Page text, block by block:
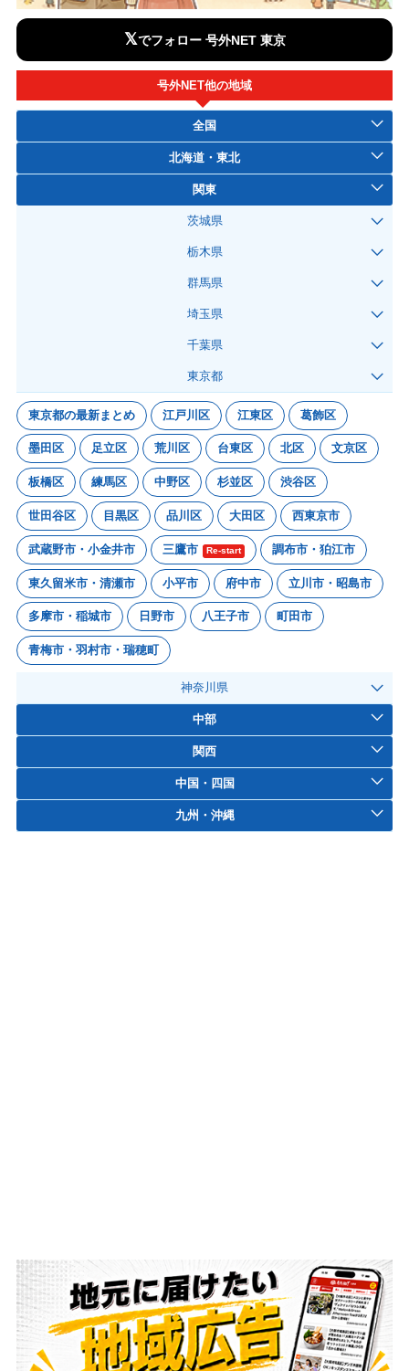
𝕏でフォロー 号外NET 東京
号外NET他の地域
全国
北海道・東北
関東
茨城県
栃木県
群馬県
埼玉県
千葉県
東京都
東京都の最新まとめ 江戸川区 江東区 葛飾区
墨田区 足立区 荒川区 台東区 北区 文京区
板橋区 練馬区 中野区 杉並区 渋谷区
世田谷区 目黒区 品川区 大田区 西東京市
武蔵野市・小金井市 三鷹市 Re-start 調布市・狛江市
東久留米市・清瀬市 小平市 府中市 立川市・昭島市
多摩市・稲城市 日野市 八王子市 町田市
青梅市・羽村市・瑞穂町
神奈川県
中部
関西
中国・四国
九州・沖縄